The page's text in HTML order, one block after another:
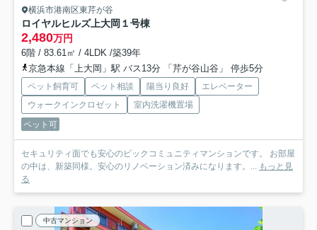
横浜市港南区東芹が谷
ロイヤルヒルズ上大岡１号棟
2,480万円
6階 / 83.61㎡ / 4LDK /築39年
京急本線「上大岡」駅 バス13分 「芹が谷山谷」 停歩5分
ペット飼育可 ペット相談 陽当り良好
エレベーター
ウォークインクロゼット
室内洗濯機置場
ペット可
セキュリティ面でも安心のビックコミュニティマンションです。 お部屋
の中は、新築同様。安心のリノベーション済みになります。...
もっと見
る
中古マンション